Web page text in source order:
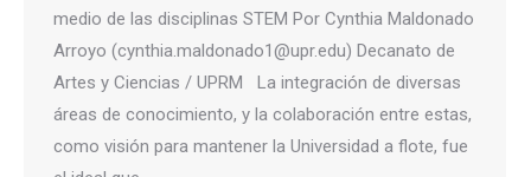
medio de las disciplinas STEM Por Cynthia Maldonado
Arroyo (cynthia.maldonado1@upr.edu) Decanato de
Artes y Ciencias / UPRM La integración de diversas
áreas de conocimiento, y la colaboración entre estas,
como visión para mantener la Universidad a flote, fue